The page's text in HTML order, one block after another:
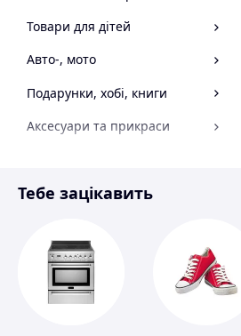
Товари для дітей
Авто-, мото
Подарунки, хобі, книги
Аксесуари та прикраси
Спорт і відпочинок
Тебе зацікавить